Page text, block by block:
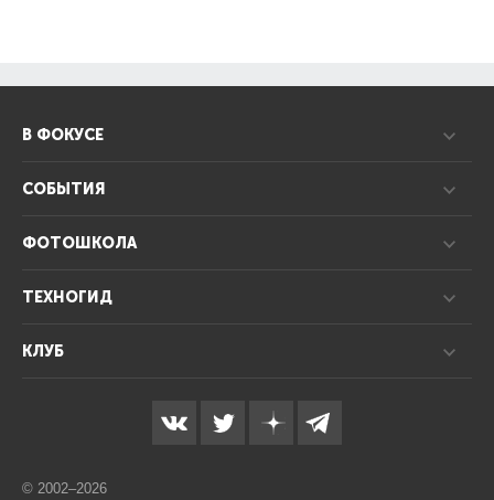
В ФОКУСЕ
СОБЫТИЯ
ФОТОШКОЛА
ТЕХНОГИД
КЛУБ
© 2002–2026